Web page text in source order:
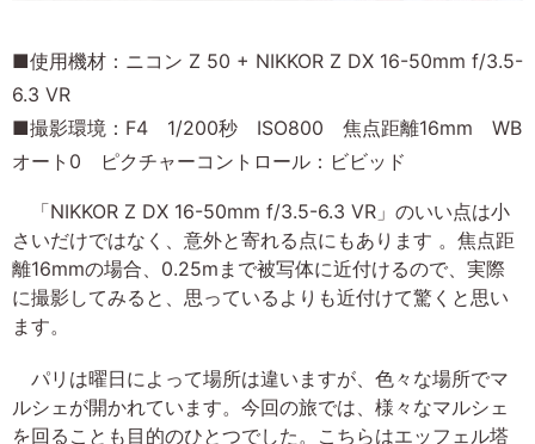
■使用機材：ニコン Z 50 + NIKKOR Z DX 16-50mm f/3.5-
6.3 VR
■撮影環境：F4 1/200秒 ISO800 焦点距離16mm WB
オート0 ピクチャーコントロール：ビビッド
「NIKKOR Z DX 16-50mm f/3.5-6.3 VR」のいい点は小
さいだけではなく、意外と寄れる点にもあります 。焦点距
離16mmの場合、0.25mまで被写体に近付けるので、実際
に撮影してみると、思っているよりも近付けて驚くと思い
ます。
パリは曜日によって場所は違いますが、色々な場所でマ
ルシェが開かれています。今回の旅では、様々なマルシェ
を回ることも目的のひとつでした。こちらはエッフェル塔